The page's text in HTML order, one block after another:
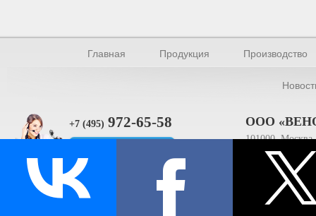
Главная Продукция Производство
+7 (495) 972-65-58 ООО
101000,
ИНН
© Производство уплотнителей и профилей 2026.
Все права защищены.